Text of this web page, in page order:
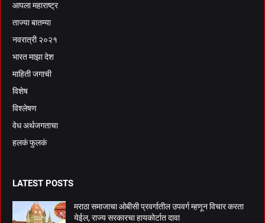
आपला महाराष्ट्र
ताज्या बातम्या
नवरात्री २०२१
भारत माझा देश
माहिती जगाची
विशेष
विश्लेषण
वेध अर्थजगताचा
हलकं फुलकं
LATEST POSTS
मराठा समाजाचा ओबीसी प्रवर्गातील उपवर्ग म्हणून विचार करता
येईल, राज्य सरकारचा हायकोर्टात दावा